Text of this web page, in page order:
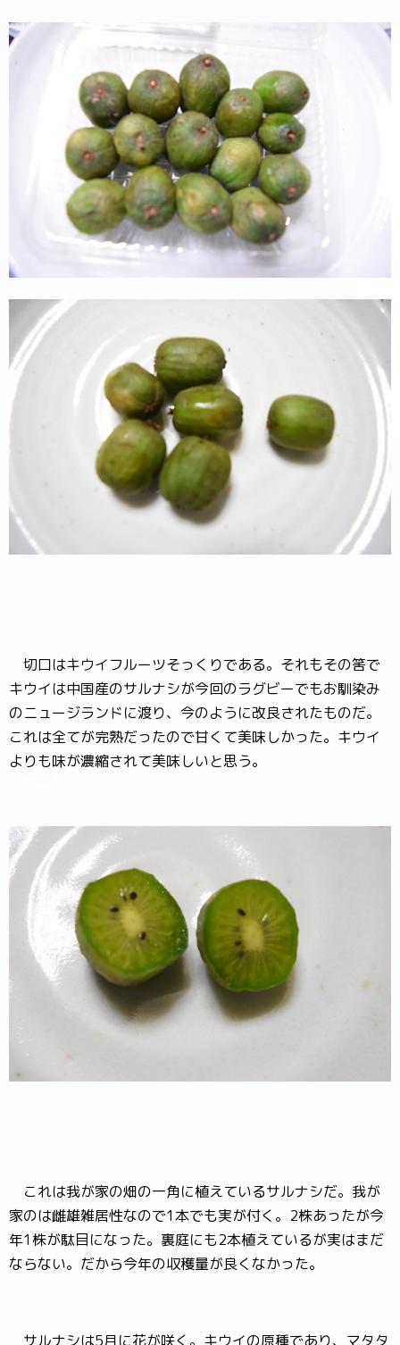
切口はキウイフルーツそっくりである。それもその筈で
キウイは中国産のサルナシが今回のラグビーでもお馴染み
のニュージランドに渡り、今のように改良されたものだ。
これは全てが完熟だったので甘くて美味しかった。キウイ
よりも味が濃縮されて美味しいと思う。
これは我が家の畑の一角に植えているサルナシだ。我が
家のは雌雄雑居性なので1本でも実が付く。2株あったが今
年1株が駄目になった。裏庭にも2本植えているが実はまだ
ならない。だから今年の収穫量が良くなかった。
サルナシは5月に花が咲く。キウイの原種であり、マタタ